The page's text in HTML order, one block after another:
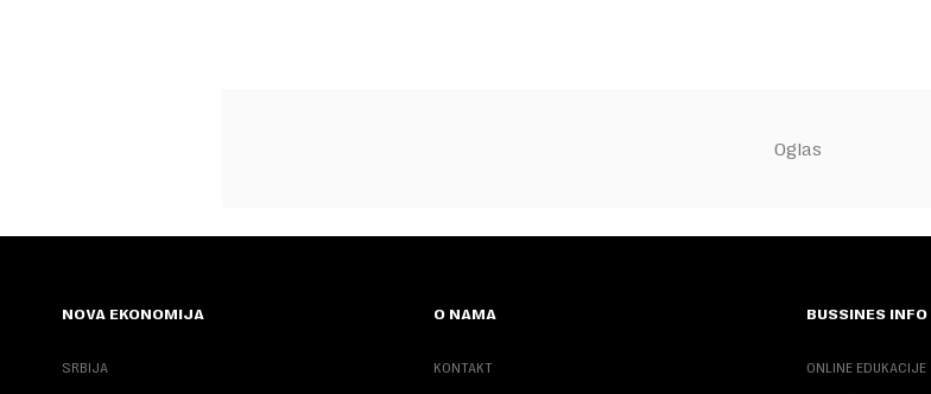
NOVA EKONOMIJA
SRBIJA
O NAMA
KONTAKT
BUSSINES INFO
ONLINE EDUKACIJE